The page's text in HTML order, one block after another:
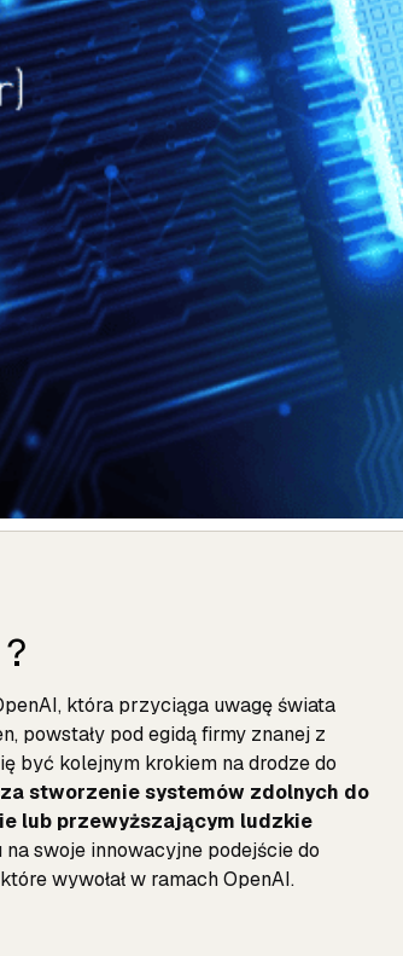
która przyciąga uwagę świata
powstały pod egidą firmy znanej z
być kolejnym krokiem na drodze do
stworzenie systemów zdolnych do
lub przewyższającym ludzkie
swoje innowacyjne podejście do
wywołał w ramach OpenAI.